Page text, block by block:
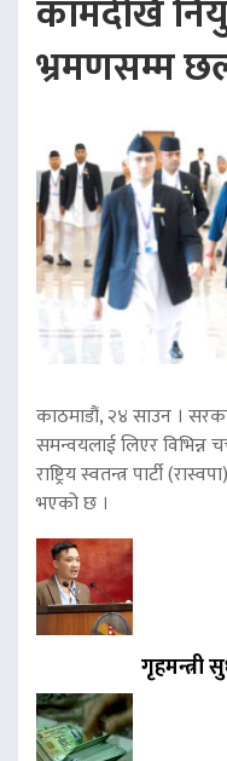
कामदेखि
भ्रमणसम्म
काठमाडौं, २४ साउन ।
समन्वयलाई लिएर विभिन्न
राष्ट्रिय स्वतन्त्र पार्टी
भएको छ ।